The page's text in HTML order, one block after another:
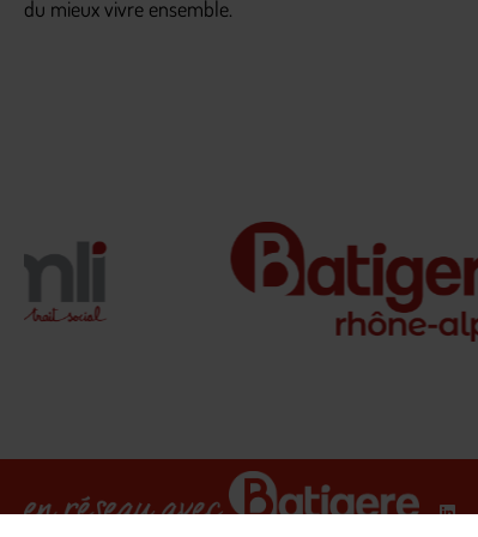
du mieux vivre ensemble.